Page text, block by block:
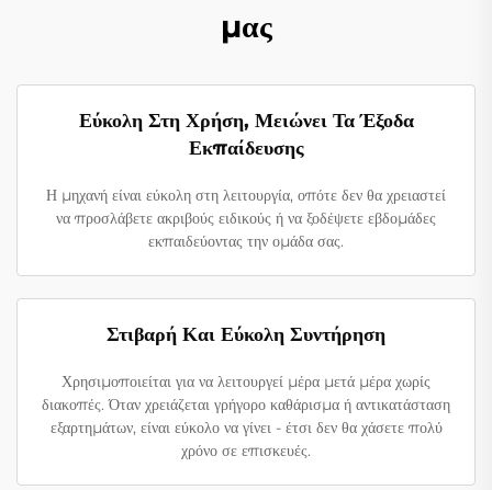
μας
Εύκολη Στη Χρήση, Μειώνει Τα Έξοδα
Εκπαίδευσης
Η μηχανή είναι εύκολη στη λειτουργία, οπότε δεν θα χρειαστεί
να προσλάβετε ακριβούς ειδικούς ή να ξοδέψετε εβδομάδες
εκπαιδεύοντας την ομάδα σας.
Στιβαρή Και Εύκολη Συντήρηση
Χρησιμοποιείται για να λειτουργεί μέρα μετά μέρα χωρίς
διακοπές. Όταν χρειάζεται γρήγορο καθάρισμα ή αντικατάσταση
εξαρτημάτων, είναι εύκολο να γίνει - έτσι δεν θα χάσετε πολύ
χρόνο σε επισκευές.